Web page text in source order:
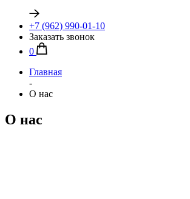
+7 (962) 990-01-10
Заказать звонок
0
Главная
-
О нас
О нас